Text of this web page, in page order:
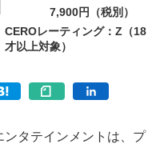
7,900円（税別）
CEROレーティング：Z（18
才以上対象）
タテインメントは、プ